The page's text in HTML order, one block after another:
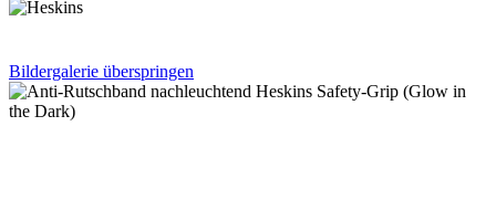
Bildergalerie überspringen